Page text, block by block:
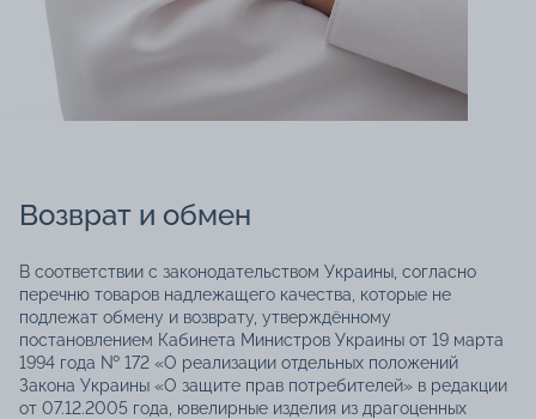
Возврат и обмен
В соответствии с законодательством Украины, согласно
перечню товаров надлежащего качества, которые не
подлежат обмену и возврату, утверждённому
постановлением Кабинета Министров Украины от 19 марта
1994 года № 172 «О реализации отдельных положений
Закона Украины «О защите прав потребителей» в редакции
от 07.12.2005 года, ювелирные изделия из драгоценных